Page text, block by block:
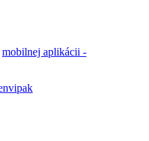
mobilnej aplikácii -